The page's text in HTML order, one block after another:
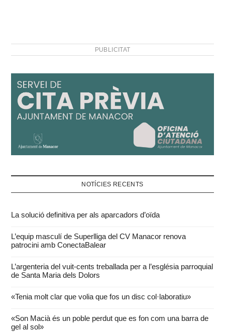
va impartir la seva
conferència…
PUBLICITAT
NOTÍCIES RECENTS
La solució definitiva per als aparcadors d’oïda
L’equip masculí de Superlliga del CV Manacor renova
patrocini amb ConectaBalear
L’argenteria del vuit-cents treballada per a l’església parroquial
de Santa Maria dels Dolors
«Tenia molt clar que volia que fos un disc col·laboratiu»
«Son Macià és un poble perdut que es fon com una barra de
gel al sol»